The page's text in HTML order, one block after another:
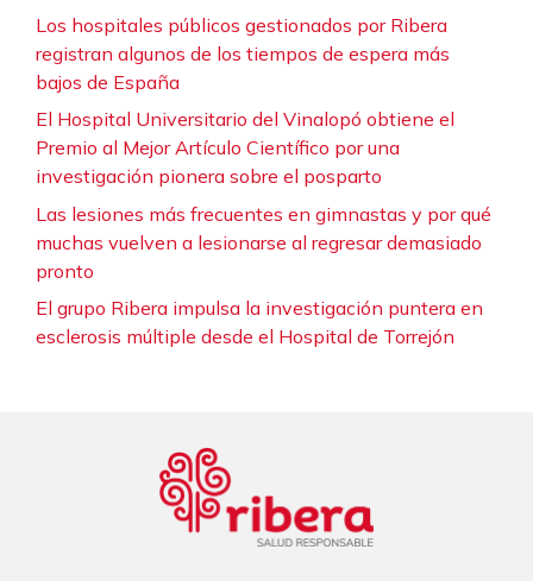
Los hospitales públicos gestionados por Ribera
registran algunos de los tiempos de espera más
bajos de España
El Hospital Universitario del Vinalopó obtiene el
Premio al Mejor Artículo Científico por una
investigación pionera sobre el posparto
Las lesiones más frecuentes en gimnastas y por qué
muchas vuelven a lesionarse al regresar demasiado
pronto
El grupo Ribera impulsa la investigación puntera en
esclerosis múltiple desde el Hospital de Torrejón